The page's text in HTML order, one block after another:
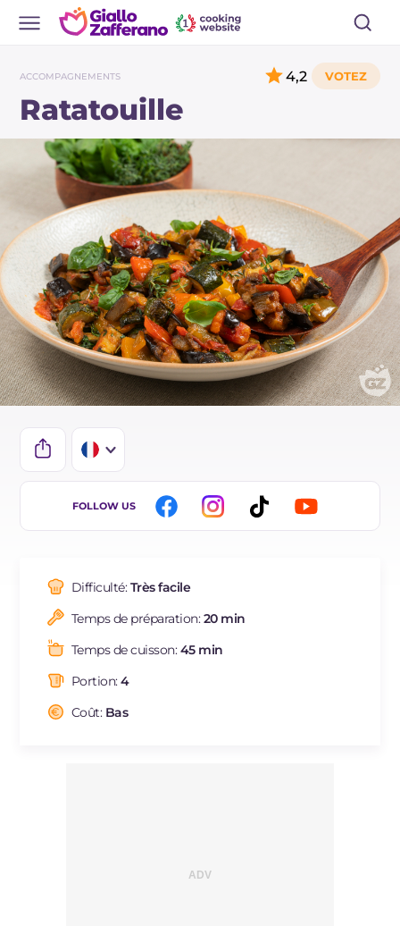
ACCOMPAGNEMENTS
Ratatouille
4,2
IT
BR
ES
NL
FOLLOW US
Difficulté:Très facile
Temps de préparation:20 min
Temps de cuisson:45 min
Portion:4
Coût: Bas